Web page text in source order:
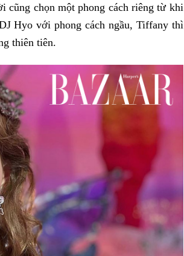
chọn một phong cách riêng từ khi
Hyo với phong cách ngầu, Tiffany thì
thiên tiên.